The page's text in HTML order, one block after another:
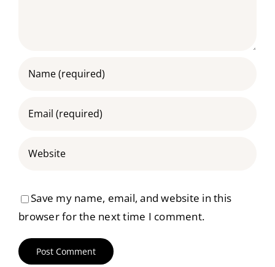
Save my name, email, and website in this
browser for the next time I comment.